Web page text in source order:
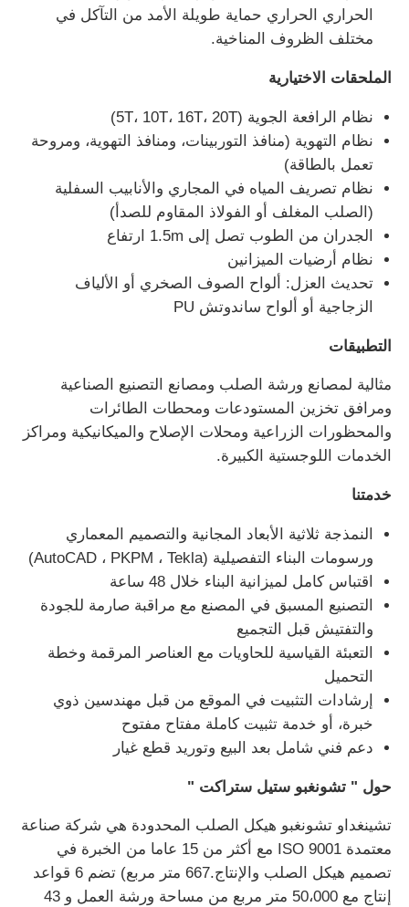
بناء مبنى الفولاذ
الحراري الحراري حماية طويلة الأمد من التآكل في
مختلف الظروف المناخية.
الملحقات الاختيارية
نظام الرافعة الجوية (5T، 10T، 16T، 20T)
نظام التهوية (منافذ التوربينات، ومنافذ التهوية، ومروحة
تعمل بالطاقة)
نظام تصريف المياه في المجاري والأنابيب السفلية
(الصلب المغلف أو الفولاذ المقاوم للصدأ)
الجدران من الطوب تصل إلى 1.5m ارتفاع
نظام أرضيات الميزانين
تحديث العزل: ألواح الصوف الصخري أو الألياف
الزجاجية أو ألواح ساندوتش PU
التطبيقات
مثالية لمصانع ورشة الصلب ومصانع التصنيع الصناعية
ومرافق تخزين المستودعات ومحطات الطائرات
والمحظورات الزراعية ومحلات الإصلاح والميكانيكية ومراكز
الخدمات اللوجستية الكبيرة.
خدمتنا
النمذجة ثلاثية الأبعاد المجانية والتصميم المعماري
ورسومات البناء التفصيلية (AutoCAD ، PKPM ، Tekla)
اقتباس كامل لميزانية البناء خلال 48 ساعة
التصنيع المسبق في المصنع مع مراقبة صارمة للجودة
والتفتيش قبل التجميع
التعبئة القياسية للحاويات مع العناصر المرقمة وخطة
التحميل
إرشادات التثبيت في الموقع من قبل مهندسين ذوي
خبرة، أو خدمة تثبيت كاملة مفتاح مفتوح
دعم فني شامل بعد البيع وتوريد قطع غيار
حول " تشونغبو ستيل ستراكت "
تشينغداو تشونغبو هيكل الصلب المحدودة هي شركة صناعة
معتمدة ISO 9001 مع أكثر من 15 عاما من الخبرة في
تصميم هيكل الصلب والإنتاج.667 متر مربع) تضم 6 قواعد
إنتاج مع 50،000 متر مربع من مساحة ورشة العمل و 43